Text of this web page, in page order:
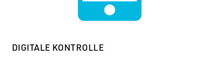
DIGITALE KONTROLLE